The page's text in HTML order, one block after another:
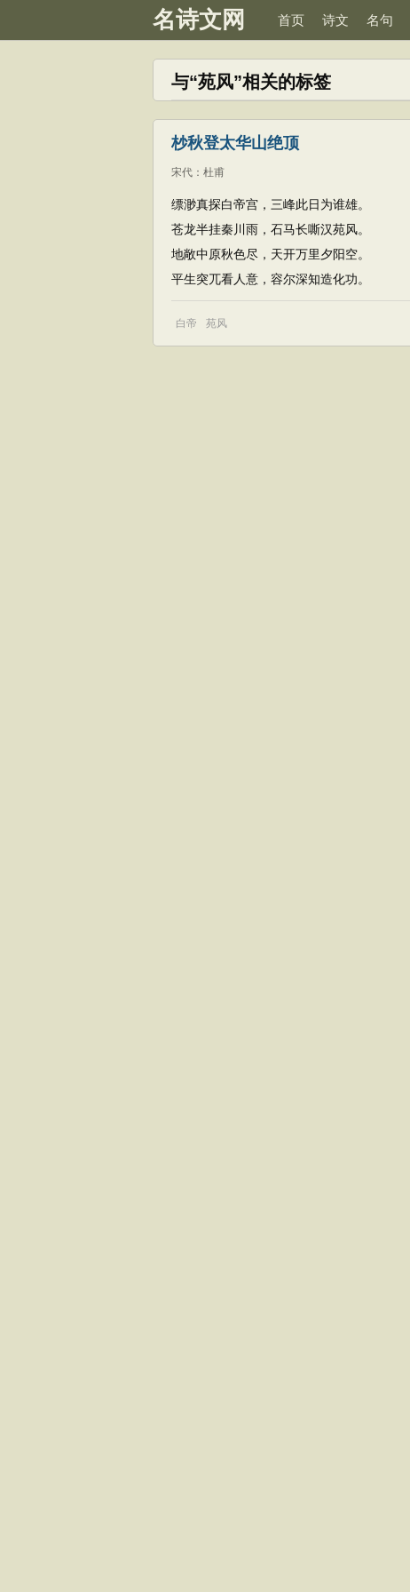
名诗文网 首页 诗文 名句
与“苑风”相关的标签
杪秋登太华山绝顶
宋代 ： 杜甫
缥渺真探白帝宫，三峰此日为谁雄。
苍龙半挂秦川雨，石马长嘶汉苑风。
地敞中原秋色尽，天开万里夕阳空。
平生突兀看人意，容尔深知造化功。
白帝 苑风